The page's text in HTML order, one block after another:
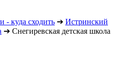
- куда сходить ➔ Истринский
➔ Снегиревская детская школа